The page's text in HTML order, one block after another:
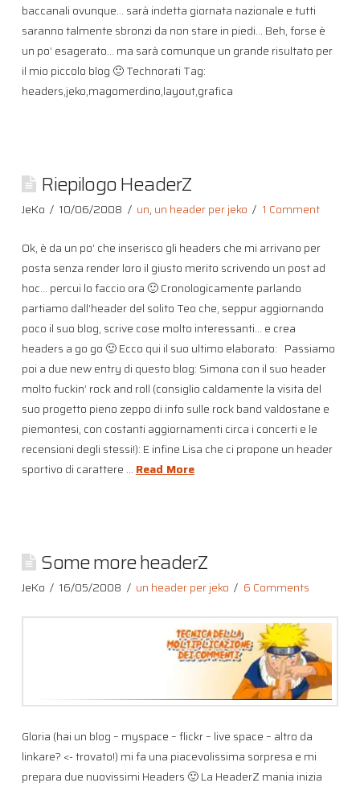
baccanali ovunque… sarà indetta giornata nazionale e tutti
saranno talmente sbronzi da non stare in piedi… Beh, forse è
un po’ esagerato… ma sarà comunque un grande risultato per
il mio piccolo blog 🙂 Technorati Tag:
headers,jeko,magomerdino,layout,grafica
Riepilogo HeaderZ
JeKo 10/06/2008 un, un header per jeko 1 Comment
Ok, è da un po’ che inserisco gli headers che mi arrivano per
posta senza render loro il giusto merito scrivendo un post ad
hoc… percui lo faccio ora 🙂 Cronologicamente parlando
partiamo dall’header del solito Teo che, seppur aggiornando
poco il suo blog, scrive cose molto interessanti… e crea
headers a go go 🙂 Ecco qui il suo ultimo elaborato: Passiamo
poi a due new entry di questo blog: Simona con il suo header
molto fuckin’ rock and roll (consiglio caldamente la visita del
suo progetto pieno zeppo di info sulle rock band valdostane e
piemontesi, con costanti aggiornamenti circa i concerti e le
recensioni degli stessi!): E infine Lisa che ci propone un header
sportivo di carattere … Read More
Some more headerZ
JeKo 16/05/2008 un header per jeko 6 Comments
Gloria (hai un blog – myspace – flickr – live space – altro da
linkare? <- trovato!) mi fa una piacevolissima sorpresa e mi
prepara due nuovissimi Headers 🙂 La HeaderZ mania inizia